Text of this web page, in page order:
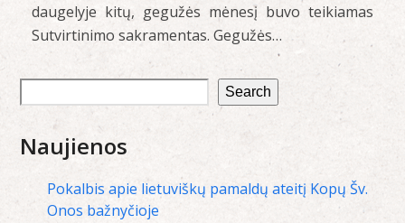
daugelyje kitų, gegužės mėnesį buvo teikiamas
Sutvirtinimo sakramentas. Gegužės…
Search
Naujienos
Pokalbis apie lietuviškų pamaldų ateitį Kopų Šv.
Onos bažnyčioje